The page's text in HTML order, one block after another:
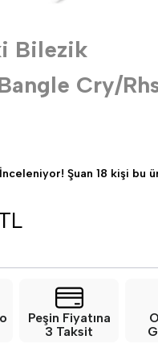
Bilezik
Cry/
Şuan 18 kişi bu
Peşin Fiyatına
3 Taksit